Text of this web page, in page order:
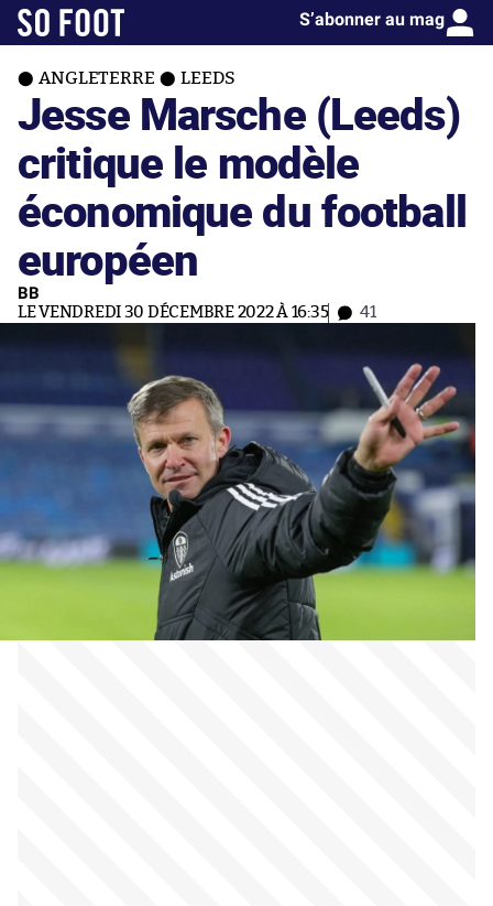
S’abonner au mag
ANGLETERRE LEEDS
Jesse Marsche (Leeds)
critique le modèle
économique du football
européen
BB
LE VENDREDI 30 DÉCEMBRE 2022 À 16:35 41